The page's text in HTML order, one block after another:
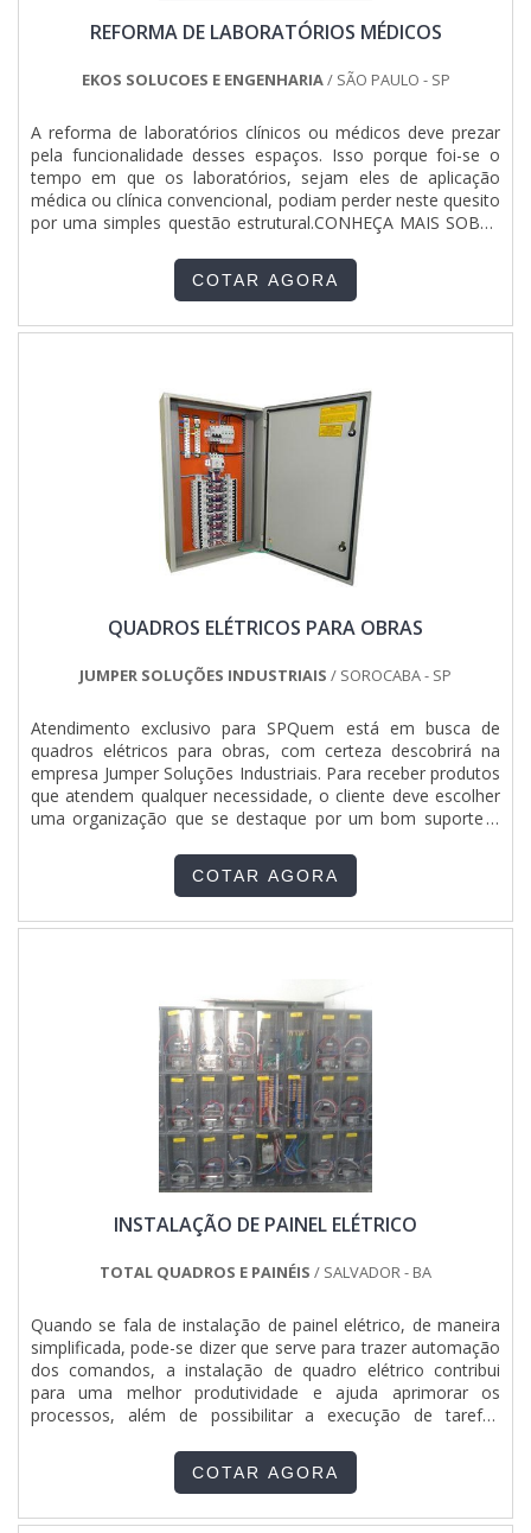
com suas funções adequadamente. Assim, é possível
para a Jumper Soluções Industriais ter se tornado destaque
e produtos de qualidade. Alguns desses motivos são:
Atendimento personalizado; Profissionais com vasta
experiência na área de atuação; Diversas opções de
pagamento disponíveis; Excelente custo-benefício; Sede
com departamento técnico de engenharia e projetos com
capacidade para atender diversos tipos de serviços;
Equipamentos de última geração. EFICIÊNCIA E QUALIDADE
COMPROVADANa Jumper Soluções Industriais é possível
encontrar o que há de melhor em quadro elétrico residencial
com barramento. É possível encontrar itens variados com
empresa altamente qualificada e comprometida com seus
serviços, padrões alcançados por possuir escritório de alta
qualidade onde são realizadas as atividades e departamento
técnico de engenharia e projetos com capacidade para
atender diversos tipos de serviços.Todos esses fatores,
agregados a uma equipe multidisciplinar de consultores
associados e profissionais com vasta experiência na área de
atuação, garantem o sucesso de cada cliente de ponta a
REFORMA DE LABORATÓRIOS MÉDICOS
EKOS SOLUCOES E ENGENHARIA/ SÃO PAULO - SP
A reforma de laboratórios clínicos ou médicos deve prezar
pela funcionalidade desses espaços. Isso porque foi-se o
tempo em que os laboratórios, sejam eles de aplicação
médica ou clínica convencional, podiam perder neste quesito
por uma simples questão estrutural.CONHEÇA MAIS SOBRE
laboratórios médicos ainda podem incluir mudanças nas
fachadas do espaço em si. É o caso das escolhas dos
ta.
COTAR AGORA
QUADROS ELÉTRICOS PARA OBRAS
JUMPER SOLUÇÕES INDUSTRIAIS / SOROCABA - SP
Atendimento exclusivo para SPQuem está em busca de
quadros elétricos para obras, com certeza descobrirá na
empresa Jumper Soluções Industriais. Para receber produtos
que atendem qualquer necessidade, o cliente deve escolher
uma organização que se destaque por um bom suporte e
elétricos para obras, com a equipe da Jumper Soluções
Industriais o cliente encontrará proteção e suporte via
ELÉTRICOS PARA OBRASA Jumper Soluções Industriais
atividades e departamento técnico de engenharia e projetos
com capacidade para atender diversos tipos de serviços,
tudo para garantir quadros elétricos para obras com ótima
qualidade.Há muitas maneiras eficientes de uma companhia
demonstrar competência, excelência e destaque em sua
área de atuação. A Jumper Soluções Industriais se mostra
referência por ter: Colaboradores eficientes; Atendimento
personalizado; Preço justo; Cursos NR10, NR35, ASO E SEP
ministrados para toda a equipe.Ainda focando na qualidade
empresa que tenha produtos e serviços com ótima
de lado por muitas empresas que não focam na fidelização
é uma empresa que preza pela segurança quando tratamos
do segmento de montagens eletromecânicas e instalações
elétricas. O foco é entregar o que há de melhor para fidelizar
os clientes.QUALIDADES E PONTOS FORTES DA
EMPRESASomente na Jumper Soluções Industriais sempre
tem a solução mais buscada na área de montagens
eletromecânicas e instalações elétricas. É possível encontrar
uma grande variedade no portfólio, como painel de
comando elétrico e painéis clp com ótima qualidade e
proteção.Para uma maior satisfação dos clientes, a empresa
COTAR AGORA
INSTALAÇÃO DE PAINEL ELÉTRICO
TOTAL QUADROS E PAINÉIS / SALVADOR - BA
Quando se fala de instalação de painel elétrico, de maneira
simplificada, pode-se dizer que serve para trazer automação
dos comandos, a instalação de quadro elétrico contribui
para uma melhor produtividade e ajuda aprimorar os
processos, além de possibilitar a execução de tarefas
indústria sejam alimentadas corretamente com energia
elétrica. O PRODUTO GARANTE UMA SÉRIE DE
profissional da área elétrica, ou seja, um engenheiro ou
COTAR AGORA